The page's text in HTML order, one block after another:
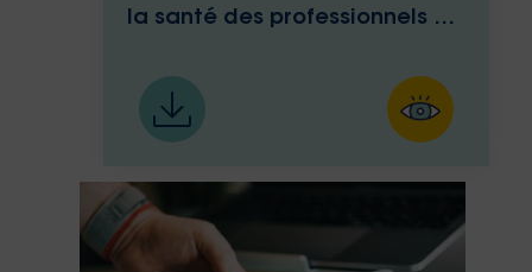
la santé des professionnels de